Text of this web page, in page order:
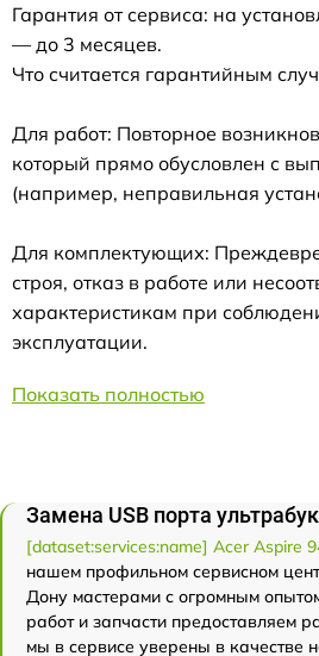
Гарантия от сервиса: на
— до 3 месяцев.
Что считается гарантийным
Для работ: Повторное
который прямо обусловлен с
(например, неправильная
Для комплектующих:
строя, отказ в работе или
характеристикам при
эксплуатации.
Показать полностью
Замена USB порта
[dataset:services:name] Acer Aspire
нашем профильном сервисном
Дону мастерами с огромным
работ и запчасти предоставляем
мы в сервисе уверены в качестве